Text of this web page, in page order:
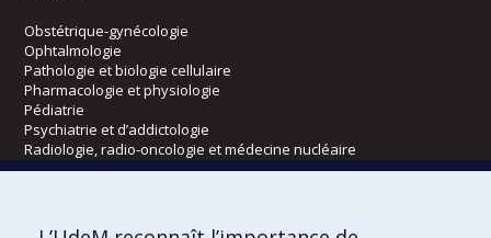
Obstétrique-gynécologie
Ophtalmologie
Pathologie et biologie cellulaire
Pharmacologie et physiologie
Pédiatrie
Psychiatrie et d’addictologie
Radiologie, radio-oncologie et médecine nucléaire